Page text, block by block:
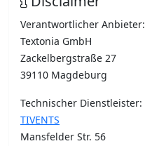
Verantwortlicher Anbieter:
Textonia GmbH
Zackelbergstraße 27
39110 Magdeburg
Technischer Dienstleister:
TIVENTS
Mansfelder Str. 56